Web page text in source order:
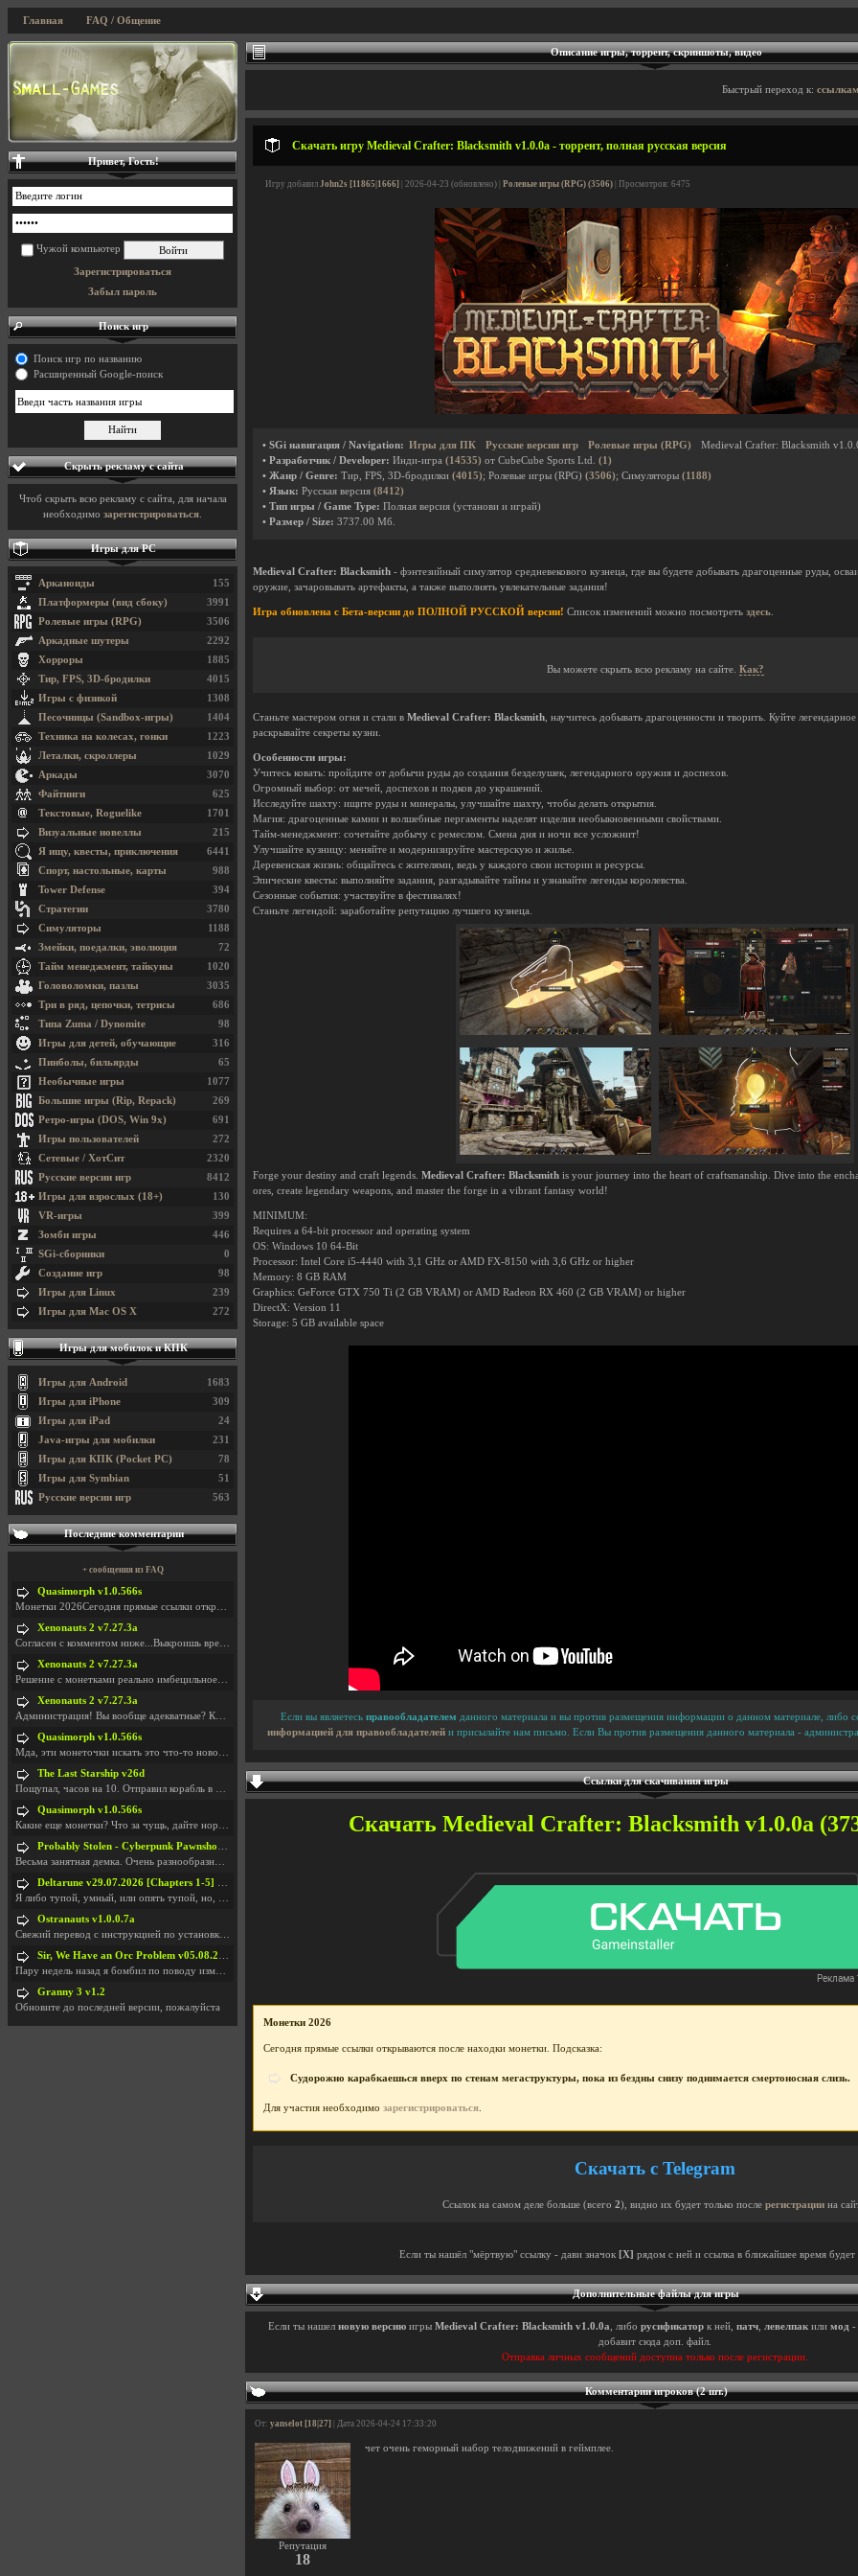
Главная FAQ / Общение
Описание игры, торрент, скриншоты, видео
Быстрый переход к:
Скачать игру Medieval Crafter: Blacksmith v1.0.0a - торрент, полная русская версия
Игру добавил John2s [11865|1666] | 2026-04-23 (обновлено) | Ролевые игры (RPG) (3506) | Просмотров: 6475
• SGi навигация / Navigation: Игры для ПК Русские версии игр Ролевые игры (RPG)
Medieval Crafter: Blacksmith
• Разработчик / Developer: Инди-игра (14535) от CubeCube Sports Ltd. (1)
• Жанр / Genre: Тир, FPS, 3D-бродилки (4015); Ролевые игры (RPG) (3506); Симуляторы (1188)
• Язык: Русская версия (8412)
• Тип игры / Game Type: Полная версия (установи и играй)
• Размер / Size: 3737.00 Мб.
Medieval Crafter: Blacksmith - фэнтезийный симулятор средневекового кузнеца, где вы будете добывать драгоценные руды,
оружие, зачаровывать артефакты, а также выполнять увлекательные задания!
Игра обновлена с Бета-версии до ПОЛНОЙ РУССКОЙ версии! Список изменений можно посмотреть здесь
Вы можете скрыть всю рекламу на сайте. Как?
Станьте мастером огня и стали в Medieval Crafter: Blacksmith , научитесь добывать драгоценности и творить. Куйте
раскрывайте секреты кузни.
Особенности игры:
Учитесь ковать: пройдите от добычи руды до создания безделушек, легендарного оружия и доспехов.
Огромный выбор: от мечей, доспехов и подков до украшений.
Исследуйте шахту: ищите руды и минералы, улучшайте шахту, чтобы делать открытия.
Магия: драгоценные камни и волшебные пергаменты наделят изделия необыкновенными свойствами.
Тайм-менеджмент: сочетайте добычу с ремеслом. Смена дня и ночи все усложнит!
Улучшайте кузницу: меняйте и модернизируйте мастерскую и жилье.
Деревенская жизнь: общайтесь с жителями, ведь у каждого свои истории и ресурсы.
Эпические квесты: выполняйте задания, разгадывайте тайны и узнавайте легенды королевства.
Сезонные события: участвуйте в фестивалях!
Станьте легендой: заработайте репутацию лучшего кузнеца.
Forge your destiny and craft legends. Medieval Crafter: Blacksmith is your journey into the heart of craftsmanship. Dive into the
ores, create legendary weapons, and master the forge in a vibrant fantasy world!
MINIMUM:
Requires a 64-bit processor and operating system
OS: Windows 10 64-Bit
Processor: Intel Core i5-4440 with 3,1 GHz or AMD FX-8150 with 3,6 GHz or higher
Memory: 8 GB RAM
Graphics: GeForce GTX 750 Ti (2 GB VRAM) or AMD Radeon RX 460 (2 GB VRAM) or higher
DirectX: Version 11
Storage: 5 GB available space
Если вы являетесь правообладателем данного материала и вы против размещения информации о данном материале, либо
информацией для правообладателей и присылайте нам письмо. Если Вы против размещения данного материала -
Ссылки для скачивания игры
Скачать Medieval Crafter: Blacksmith v1.0.0a
Монетки 2026
Сегодня прямые ссылки открываются после находки монетки. Подсказка:
Судорожно карабкаешься вверх по стенам мегаструктуры, пока из бездны снизу поднимается смертоносная слизь.
Для участия необходимо зарегистрироваться
Скачать с Telegram
Ссылок на самом деле больше (всего 2), видно их будет только после регистрациина
Если ты нашёл "мёртвую" ссылку - дави значок [X] рядом с ней и ссылка в ближайшее время будет
Дополнительные файлы для игры
Если ты нашел новую версию игры Medieval Crafter: Blacksmith v1.0.0a , либо русификатор к ней, патч левелпак или мод -
добавит сюда доп. файл.
Отправка личных сообщений доступна только после регистрации.
Комментарии игроков (2 шт.)
От: yanselot [18|27] | Дата 2026-04-24 17:33:20
Репутация
18
чет очень геморный набор телодвижений в геймплее.
Привет, Гость!
Чужой компьютер
Зарегистрироваться
Забыл пароль
Поиск игр
Поиск игр по названию
Расширенный Google-поиск
Скрыть рекламу с сайта
Чтоб скрыть всю рекламу с сайта, для начала
необходимо зарегистрироваться
Игры для PC
155
Арканоиды
3991
Платформеры (вид сбоку)
3506
Ролевые игры (RPG)
2292
Аркадные шутеры
1885
Хорроры
4015
Тир, FPS, 3D-бродилки
1308
Игры с физикой
1404
Песочницы (Sandbox-игры)
1223
Техника на колесах, гонки
1029
Леталки, скроллеры
3070
Аркады
625
Файтинги
1701
Текстовые, Roguelike
215
Визуальные новеллы
6441
Я ищу, квесты, приключения
988
Спорт, настольные, карты
394
Tower Defense
3780
Стратегии
1188
Симуляторы
72
Змейки, поедалки, эволюция
1020
Тайм менеджмент, тайкуны
3035
Головоломки, пазлы
686
Три в ряд, цепочки, тетрисы
98
Типа Zuma / Dynomite
316
Игры для детей, обучающие
65
Пинболы, бильярды
1077
Необычные игры
269
Большие игры (Rip, Repack)
691
Ретро-игры (DOS, Win 9x)
272
Игры пользователей
2320
Сетевые / ХотСит
8412
Русские версии игр
130
Игры для взрослых (18+)
399
VR-игры
446
Зомби игры
0
SGi-сборники
98
Создание игр
239
Игры для Linux
272
Игры для Mac OS X
Игры для мобилок и КПК
1683
Игры для Android
309
Игры для iPhone
24
Игры для iPad
231
Java-игры для мобилки
78
Игры для КПК (Pocket PC)
51
Игры для Symbian
563
Русские версии игр
Последние комментарии
+ сообщения из FAQ
Quasimorph v1.0.566s
Монетки 2026Сегодня прямые ссылки открываются посл
Xenonauts 2 v7.27.3a
Согласен с комментом ниже...Выкроишь время чтобы з
Xenonauts 2 v7.27.3a
Решение с монетками реально имбецильное. Как сдела
Xenonauts 2 v7.27.3a
Администрация! Вы вообще адекватные? Какие монетки
Quasimorph v1.0.566s
Мда, эти монеточки искать это что-то новое в сфере
The Last Starship v26d
Пощупал, часов на 10. Отправил корабль в другую Га
Quasimorph v1.0.566s
Какие еще монетки? Что за чущь, дайте нормально ск
Probably Stolen - Cyberpunk Pawnshop Simulator v048c [Playtest]
Весьма занятная демка. Очень разнообразные механик
Deltarune v29.07.2026 [Chapters 1-5] / + RUS [Chapters 1-5]
Я либо тупой, умный, или опять тупой, но, вроде я
Ostranauts v1.0.0.7a
Свежий перевод с инструкцией по установкеhttps://g
Sir, We Have an Orc Problem v05.08.2026
Пару недель назад я бомбил по поводу изменения мин
Granny 3 v1.2
Обновите до последней версии, пожалуйста